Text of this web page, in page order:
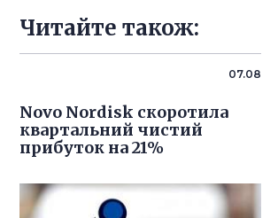
Читайте також:
07.08
Novo Nordisk скоротила
квартальний чистий
прибуток на 21%